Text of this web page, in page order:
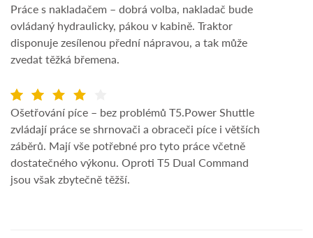
Práce s nakladačem – dobrá volba, nakladač bude
ovládaný hydraulicky, pákou v kabině. Traktor
disponuje zesílenou přední nápravou, a tak může
zvedat těžká břemena.
Ošetřování píce – bez problémů T5.Power Shuttle
zvládají práce se shrnovači a obraceči píce i větších
záběrů. Mají vše potřebné pro tyto práce včetně
dostatečného výkonu. Oproti T5 Dual Command
jsou však zbytečně těžší.